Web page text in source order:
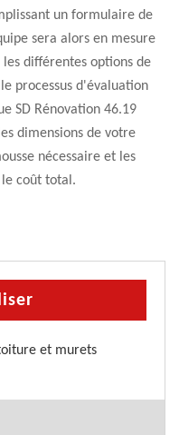
un formulaire de
sera alors en mesure
différentes options de
processus d'évaluation
SD Rénovation 46.19
dimensions de votre
nécessaire et les
coût total.
et murets